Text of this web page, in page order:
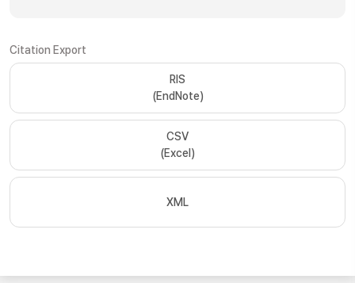
Citation Export
RIS
(EndNote)
CSV
(Excel)
XML